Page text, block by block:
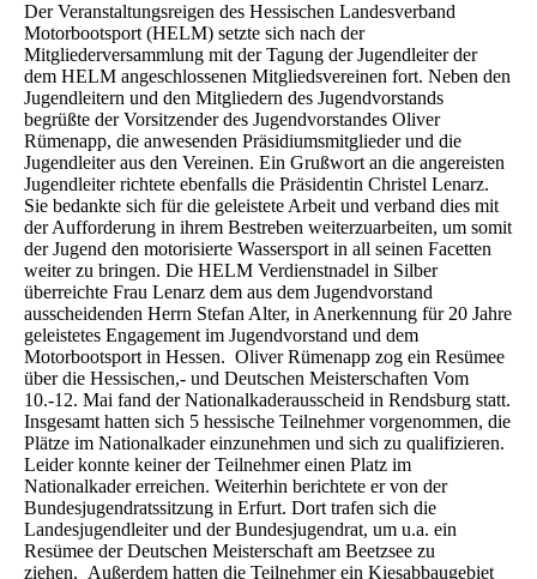
Der Veranstaltungsreigen des Hessischen Landesverband
Motorbootsport (HELM) setzte sich nach der
Mitgliederversammlung mit der Tagung der Jugendleiter der
dem HELM angeschlossenen Mitgliedsvereinen fort. Neben den
Jugendleitern und den Mitgliedern des Jugendvorstands
begrüßte der Vorsitzender des Jugendvorstandes Oliver
Rümenapp, die anwesenden Präsidiumsmitglieder und die
Jugendleiter aus den Vereinen. Ein Grußwort an die angereisten
Jugendleiter richtete ebenfalls die Präsidentin Christel Lenarz.
Sie bedankte sich für die geleistete Arbeit und verband dies mit
der Aufforderung in ihrem Bestreben weiterzuarbeiten, um somit
der Jugend den motorisierte Wassersport in all seinen Facetten
weiter zu bringen. Die HELM Verdienstnadel in Silber
überreichte Frau Lenarz dem aus dem Jugendvorstand
ausscheidenden Herrn Stefan Alter, in Anerkennung für 20 Jahre
geleistetes Engagement im Jugendvorstand und dem
Motorbootsport in Hessen. Oliver Rümenapp zog ein Resümee
über die Hessischen,- und Deutschen Meisterschaften Vom
10.-12. Mai fand der Nationalkaderausscheid in Rendsburg statt.
Insgesamt hatten sich 5 hessische Teilnehmer vorgenommen, die
Plätze im Nationalkader einzunehmen und sich zu qualifizieren.
Leider konnte keiner der Teilnehmer einen Platz im
Nationalkader erreichen. Weiterhin berichtete er von der
Bundesjugendratssitzung in Erfurt. Dort trafen sich die
Landesjugendleiter und der Bundesjugendrat, um u.a. ein
Resümee der Deutschen Meisterschaft am Beetzsee zu
ziehen. Außerdem hatten die Teilnehmer ein Kiesabbaugebiet